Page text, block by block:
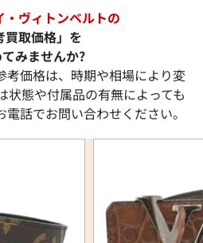
・ヴィトンベルトの
買取価格」を
みませんか?
考価格は、時期や相場により変
状態や付属品の有無によっても
話でお問い合わせください。